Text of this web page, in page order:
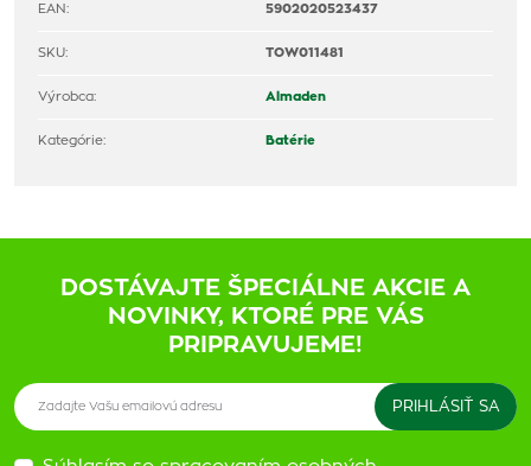
EAN: 5902020523437
SKU: TOW011481
Výrobca: Almaden
Kategórie: Batérie
DOSTÁVAJTE ŠPECIÁLNE AKCIE A
NOVINKY, KTORÉ PRE VÁS
PRIPRAVUJEME!